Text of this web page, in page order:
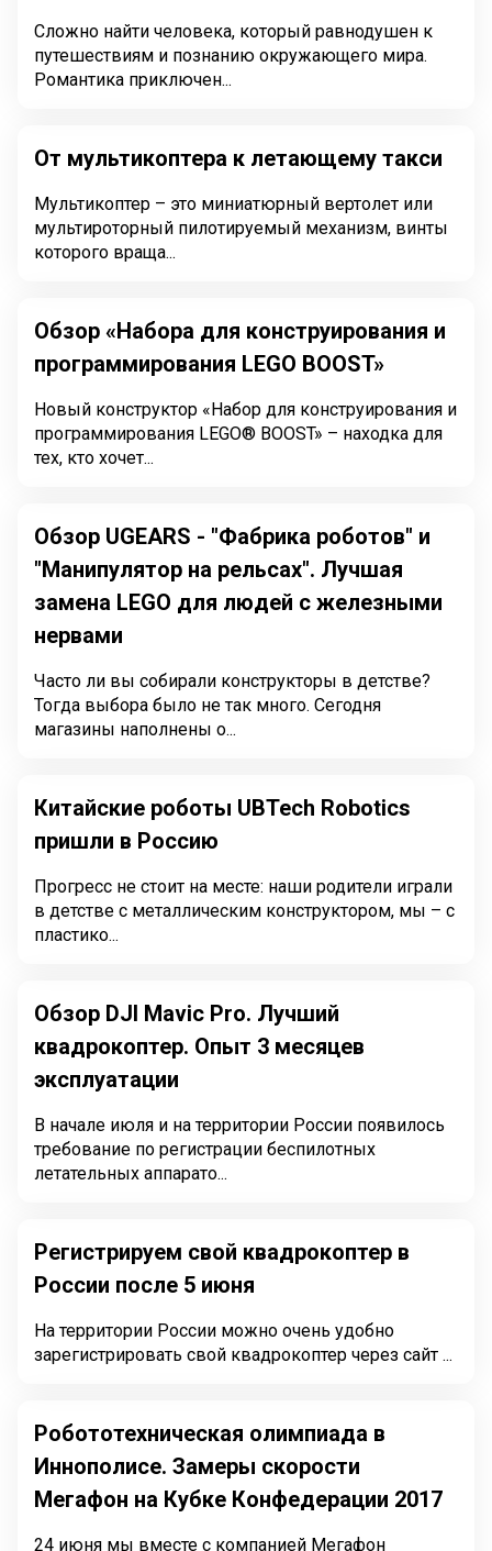
Сложно найти человека, который равнодушен к
путешествиям и познанию окружающего мира.
Романтика приключен...
От мультикоптера к летающему такси
Мультикоптер – это миниатюрный вертолет или
мультироторный пилотируемый механизм, винты
которого враща...
Обзор «Набора для конструирования и
программирования LEGO BOOST»
Новый конструктор «Набор для конструирования и
программирования LEGO® BOOST» – находка для
тех, кто хочет...
Обзор UGEARS - "Фабрика роботов" и
"Манипулятор на рельсах". Лучшая
замена LEGO для людей с железными
нервами
Часто ли вы собирали конструкторы в детстве?
Тогда выбора было не так много. Сегодня
магазины наполнены о...
Китайские роботы UBTech Robotics
пришли в Россию
Прогресс не стоит на месте: наши родители играли
в детстве с металлическим конструктором, мы – с
пластико...
Обзор DJI Mavic Pro. Лучший
квадрокоптер. Опыт 3 месяцев
эксплуатации
В начале июля и на территории России появилось
требование по регистрации беспилотных
летательных аппарато...
Регистрируем свой квадрокоптер в
России после 5 июня
На территории России можно очень удобно
зарегистрировать свой квадрокоптер через сайт ...
Робототехническая олимпиада в
Иннополисе. Замеры скорости
Мегафон на Кубке Конфедерации 2017
24 июня мы вместе с компанией Мегафон